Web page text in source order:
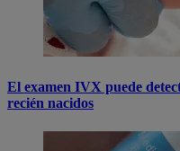
El examen IVX puede
recién nacidos